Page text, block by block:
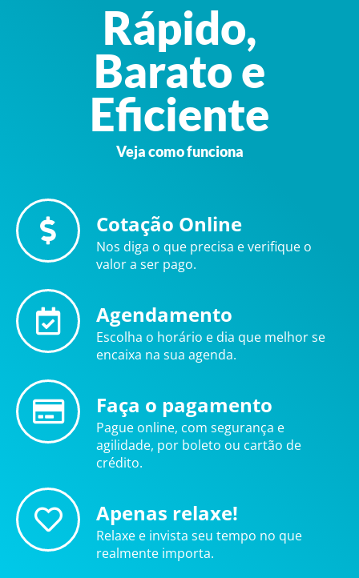
Rápido,
Barato e
Eficiente
Veja como funciona
Cotação Online
Nos diga o que precisa e verifique o
valor a ser pago.
Agendamento
Escolha o horário e dia que melhor se
encaixa na sua agenda.
Faça o pagamento
Pague online, com segurança e
agilidade, por boleto ou cartão de
crédito.
Apenas relaxe!
Relaxe e invista seu tempo no que
realmente importa.